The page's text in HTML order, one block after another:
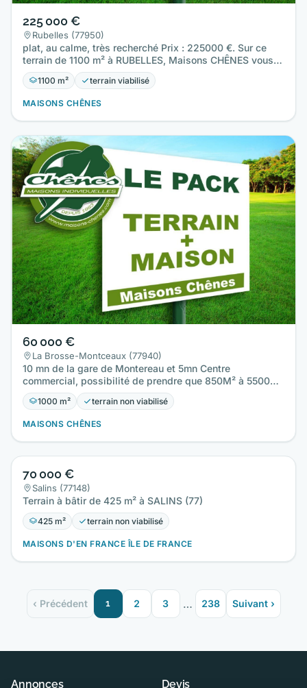
225 000 €
Rubelles (77950)
plat, au calme, très recherché Prix : 225000 €. Sur ce
terrain de 1100 m² à RUBELLES, Maisons CHÊNES vous
propose de…
1100 m² terrain viabilisé
MAISONS CHÊNES
60 000 €
La Brosse-Montceaux (77940)
10 mn de la gare de Montereau et 5mn Centre
commercial, possibilité de prendre que 850M² à 55000€
avec 20M de Façade…
1000 m² terrain non viabilisé
MAISONS CHÊNES
70 000 €
Salins (77148)
Terrain à bâtir de 425 m² à SALINS (77)
425 m² terrain non viabilisé
MAISONS D'EN FRANCE ÎLE DE FRANCE
‹ Précédent 1 2 3 … 238 Suivant ›
Annonces Devis